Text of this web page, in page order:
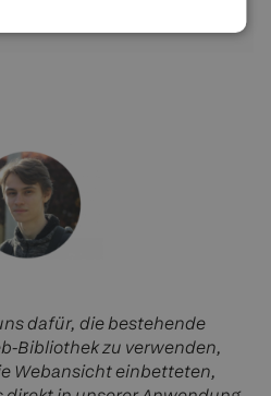
dafür, die bestehende
Bibliothek zu verwenden,
Webansicht einbetteten,